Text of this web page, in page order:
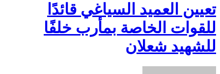
تعيين العميد السياغي قائدًا
للقوات الخاصة بمأرب خلفًا
للشهيد شعلان